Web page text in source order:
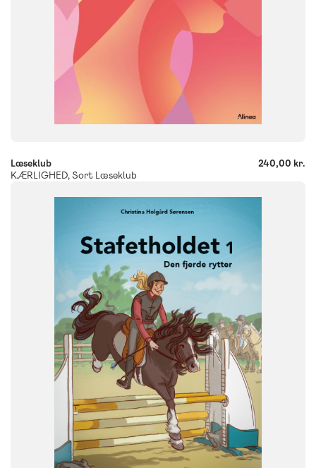
Læseklub
K.ÆRLIGHED, Sort Læseklub
240,00 kr.
4. klasse 5. klasse 6. klasse
Flergangsbog
9788723565143